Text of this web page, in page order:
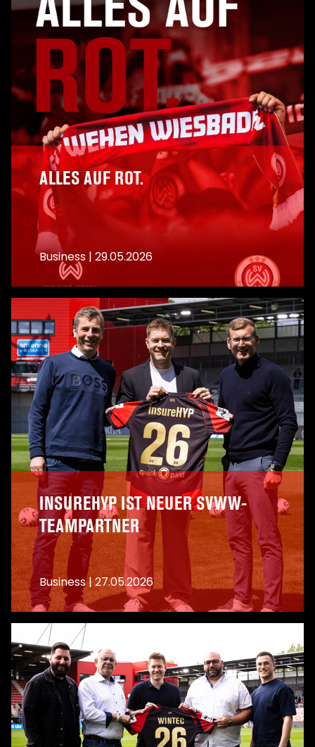
A
ALLES AUF ROT.
Business | 29.05.2026
A
INSUREHYP IST NEUER SVWW-
TEAMPARTNER
Business|27.05.2026